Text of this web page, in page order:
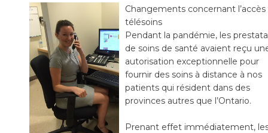
Changements concernant l’accès
télésoins
Pendant la pandémie, les
de soins de santé avaient reçu
autorisation exceptionnelle pour
fournir des soins à distance à nos
patients qui résident dans des
provinces autres que l’Ontario.
Prenant effet immédiatement,